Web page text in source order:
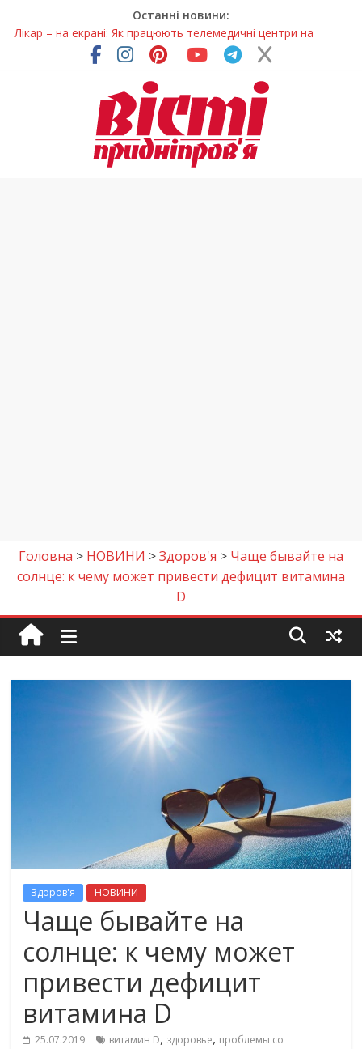
Останні новини:
Лікар – на екрані: Як працюють телемедичні центри на
Дніпропетровщині
У Дніпрі триває масштабна підготовка до опалювального
Пошуки тривають: на Дніпропетровщині досліджують місце
розташування легендарного монастиря (Фото)
Ветерани Дніпропетровщини отримують шанс на власне
Головна > НОВИНИ >Здоров'я > Чаще бывайте на
солнце: к чему может привести дефицит витамина
D
Здоров'я НОВИНИ
Чаще бывайте на
солнце: к чему может
привести дефицит
витамина D
25.07.2019 витамин D, здоровье, проблемы со